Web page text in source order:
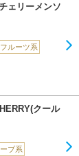
ェリーメンソ
フルーツ系
クール
ブ系